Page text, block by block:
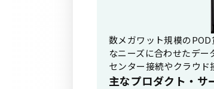
数メガワット規模の
なニーズに合わせたデ
センター接続やクラウド
主なプロダクト・サ